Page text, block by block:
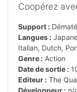
Coopérez
Support :
Langues :
Italian, Dutch,
Genre : Action
Date de sortie :
Editeur : The
Développeur : n/